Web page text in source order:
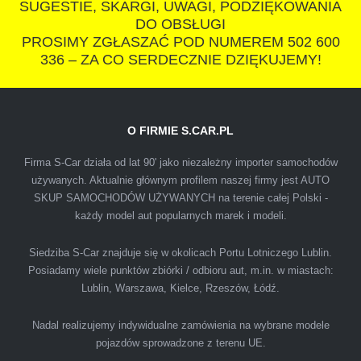
polecam s-car.pl
IZA
Polecam firmę s-car ze Świdnika. Dawno nie
podejściem. Szybko, sprawnie, w miłej
atmosferze. Nie wiedziałem, że sprzedaż
samochodu może być załatwiona tak
warunkach finansowych.
SUGESTIE, SKARGI, UWAGI, PODZIĘKOWANIA
DO OBSŁUGI
PROSIMY ZGŁASZAĆ POD NUMEREM 502 600
336 – ZA CO SERDECZNIE DZIĘKUJEMY!
O FIRMIE S.CAR.PL
Firma S-Car działa od lat 90' jako niezależny importer samochodów
używanych. Aktualnie głównym profilem naszej firmy jest AUTO
SKUP SAMOCHODÓW UŻYWANYCH na terenie całej Polski -
każdy model aut popularnych marek i modeli.
Siedziba S-Car znajduje się w okolicach Portu Lotniczego Lublin.
Posiadamy wiele punktów zbiórki / odbioru aut, m.in. w miastach:
Lublin, Warszawa, Kielce, Rzeszów, Łódź.
Nadal realizujemy indywidualne zamówienia na wybrane modele
pojazdów sprowadzone z terenu UE.